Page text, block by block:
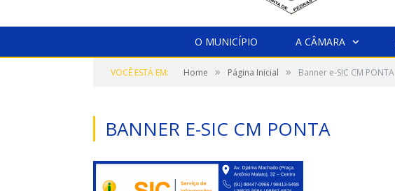
O MUNICÍPIO A CÂMARA
VOCÊ ESTÁ EM: Home » Página Inicial » Banner e-SIC CM PONTA
BANNER E-SIC CM PONTA